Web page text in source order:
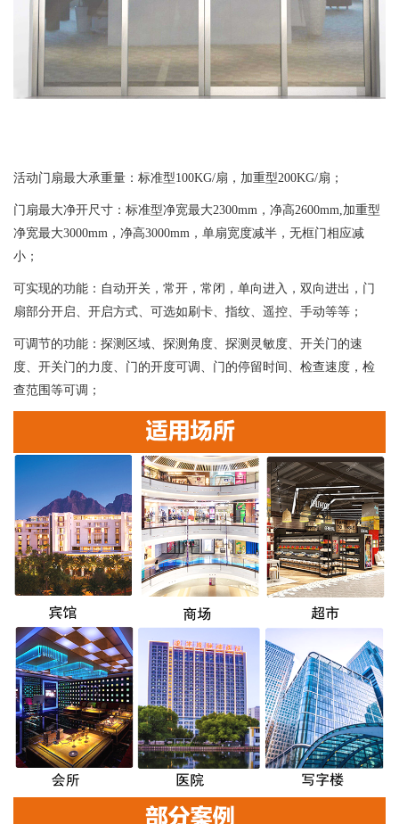
活动门扇最大承重量：标准型100KG/扇，加重型200KG/扇；
门扇最大净开尺寸：标准型净宽最大2300mm，净高2600mm,加重型
净宽最大3000mm，净高3000mm，单扇宽度减半，无框门相应减
小；
可实现的功能：自动开关，常开，常闭，单向进入，双向进出，门
扇部分开启、开启方式、可选如刷卡、指纹、遥控、手动等等；
可调节的功能：探测区域、探测角度、探测灵敏度、开关门的速
度、开关门的力度、门的开度可调、门的停留时间、检查速度，检
查范围等可调；